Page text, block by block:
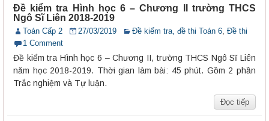
Đề kiểm tra Hình học 6 – Chương II trường THCS
Ngô Sĩ Liên 2018-2019
Toán Cấp 2 27/03/2019 Đề kiểm tra, đề thi Toán 6, Đề thi
1 Comment
Đề kiểm tra Hình học 6 – Chương II, trường THCS Ngô Sĩ Liên
năm học 2018-2019. Thời gian làm bài: 45 phút. Gồm 2 phần
Trắc nghiệm và Tự luận.
Đọc tiếp